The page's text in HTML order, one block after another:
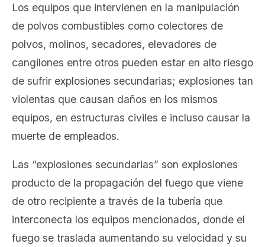
Los equipos que intervienen en la manipulación
de polvos combustibles como colectores de
polvos, molinos, secadores, elevadores de
cangilones entre otros pueden estar en alto riesgo
de sufrir explosiones secundarias; explosiones tan
violentas que causan daños en los mismos
equipos, en estructuras civiles e incluso causar la
muerte de empleados.
Las “explosiones secundarias” son explosiones
producto de la propagación del fuego que viene
de otro recipiente a través de la tubería que
interconecta los equipos mencionados, donde el
fuego se traslada aumentando su velocidad y su